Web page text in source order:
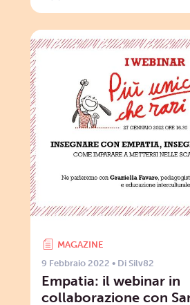
MAGAZINE
9 Febbraio 2022 • Di Silv82
Empatia: il webinar in
collaborazione con